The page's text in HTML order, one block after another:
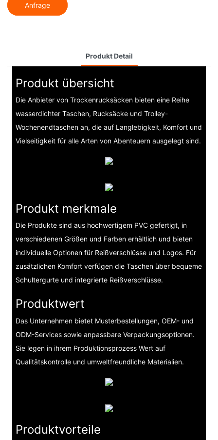
Anfrage
Produkt Detail
Produkt übersicht
Die Anbieter von Trockenrucksäcken bieten eine Reihe
wasserdichter Taschen, Rucksäcke und Trolley-
Wochenendtaschen an, die auf Langlebigkeit, Komfort und
Vielseitigkeit für alle Arten von Abenteuern ausgelegt sind.
Produkt merkmale
Die Produkte sind aus hochwertigem PVC gefertigt, in
verschiedenen Größen und Farben erhältlich und bieten
individuelle Optionen für Reißverschlüsse und Logos. Für
zusätzlichen Komfort verfügen die Taschen über bequeme
Schultergurte und integrierte Reißverschlüsse.
Produktwert
Das Unternehmen bietet Musterbestellungen, OEM- und
ODM-Services sowie anpassbare Verpackungsoptionen.
Sie legen in ihrem Produktionsprozess Wert auf
Qualitätskontrolle und umweltfreundliche Materialien.
Produktvorteile